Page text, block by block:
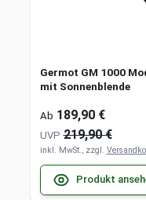
Germot GM 1000
mit Sonnenblende
Ab 189,90 €
UVP 219,90 €
inkl. MwSt., zzgl.
Produkt